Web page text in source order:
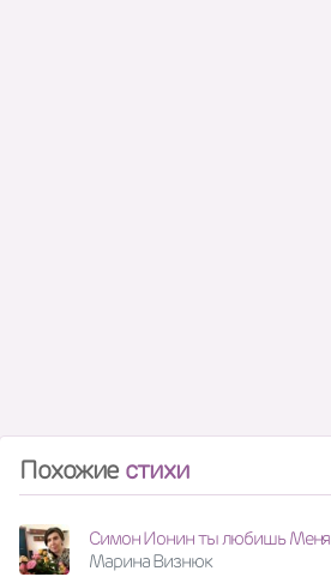
Похожие стихи
Симон Ионин ты любишь Меня
Марина Визнюк